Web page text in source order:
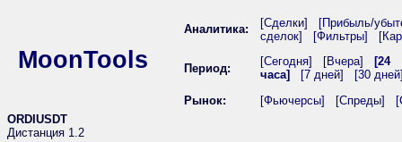
MoonTools
Аналитика: [Сделки]
[Прибыль/
сделок]
[Фильтры]
Период:
[Сегодня] [Вчера]
[24
часа]
[7 дней]
[30
Рынок:
[Фьючерсы] [Спреды]
ORDIUSDT
Дистанция 1.2